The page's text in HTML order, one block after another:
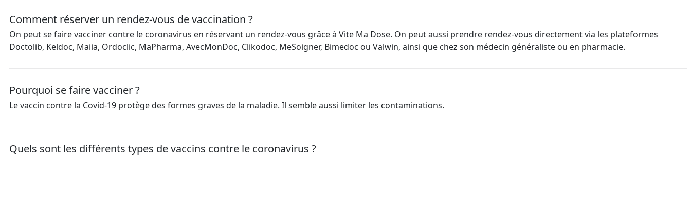
Comment réserver un rendez-vous de vaccination ?
On peut se faire vacciner contre le coronavirus en réservant un rendez-vous grâce à Vite Ma Dose. On peut aussi prendre rendez-vous directement via les plateformes
Doctolib, Keldoc, Maiia, Ordoclic, MaPharma, AvecMonDoc, Clikodoc, MeSoigner, Bimedoc ou Valwin, ainsi que chez son médecin généraliste ou en pharmacie.
Pourquoi se faire vacciner ?
Le vaccin contre la Covid-19 protège des formes graves de la maladie. Il semble aussi limiter les contaminations.
Quels sont les différents types de vaccins contre le coronavirus ?